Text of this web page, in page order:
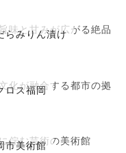
らみりん漬け
味と甘みが広がる絶品
ロス福岡
化が融合する都市の拠
市美術館
佇む芸術の美術館